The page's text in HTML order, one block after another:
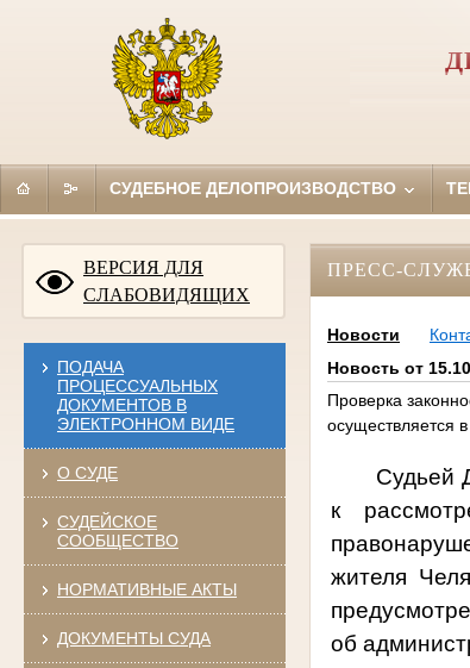
СУДЕБНОЕ ДЕЛОПРОИЗВОДСТВО
ВЕРСИЯ ДЛЯ
СЛАБОВИДЯЩИХ
ПОДАЧА
ПРОЦЕССУАЛЬНЫХ
ДОКУМЕНТОВ В
ЭЛЕКТРОННОМ ВИДЕ
О СУДЕ
СУДЕЙСКОЕ
СООБЩЕСТВО
НОРМАТИВНЫЕ АКТЫ
ДОКУМЕНТЫ СУДА
ПРЕСС-
Новости
Новость от
Проверка
осуществляется
Судьей
к
жителя
об